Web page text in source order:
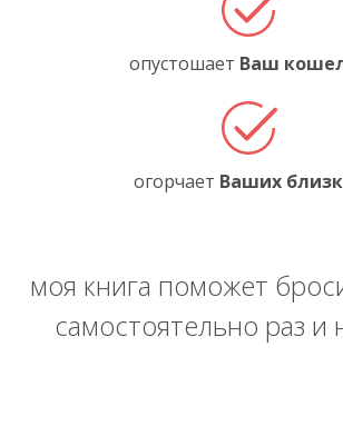
опустошает Ваш
огорчает Ваших
моя книга поможет
самостоятельно раз и